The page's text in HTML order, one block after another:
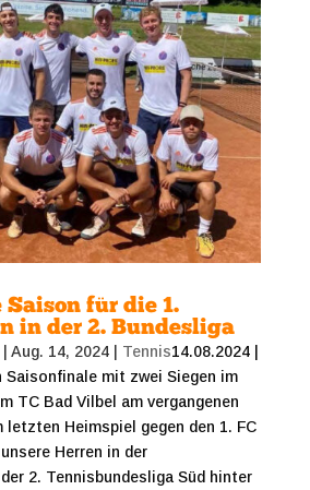
für die 1.
in der 2. Bundesliga
Aug. 14, 2024| Tennis14.08.2024 |
Saisonfinale mit zwei Siegen im
TC Bad Vilbel am vergangenen
letzten Heimspiel gegen den 1. FC
Herren in der
2. Tennisbundesliga Süd hinter